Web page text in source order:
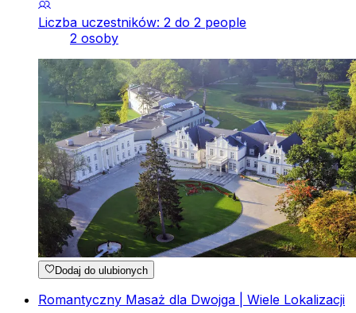
Liczba uczestników: 2 do 2 people
2 osoby
Dodaj do ulubionych
Romantyczny Masaż dla Dwojga | Wiele Lokalizacji